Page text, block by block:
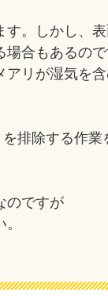
す。しかし、
場合もあるの
アリが湿気を
排除する作
のですが